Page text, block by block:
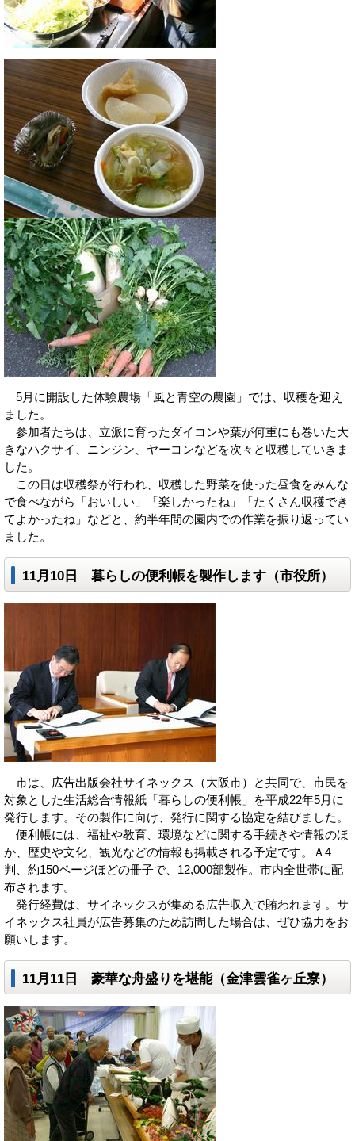
5月に開設した体験農場「風と青空の農園」では、収穫を迎え
ました。
参加者たちは、立派に育ったダイコンや葉が何重にも巻いた大
きなハクサイ、ニンジン、ヤーコンなどを次々と収穫していきま
した。
この日は収穫祭が行われ、収穫した野菜を使った昼食をみんな
で食べながら「おいしい」「楽しかったね」「たくさん収穫でき
てよかったね」などと、約半年間の園内での作業を振り返ってい
ました。
11月10日 暮らしの便利帳を製作します（市役所）
市は、広告出版会社サイネックス（大阪市）と共同で、市民を
対象とした生活総合情報紙「暮らしの便利帳」を平成22年5月に
発行します。その製作に向け、発行に関する協定を結びました。
便利帳には、福祉や教育、環境などに関する手続きや情報のほ
か、歴史や文化、観光などの情報も掲載される予定です。Ａ4
判、約150ページほどの冊子で、12,000部製作。市内全世帯に配
布されます。
発行経費は、サイネックスが集める広告収入で賄われます。サ
イネックス社員が広告募集のため訪問した場合は、ぜひ協力をお
願いします。
11月11日 豪華な舟盛りを堪能（金津雲雀ヶ丘寮）